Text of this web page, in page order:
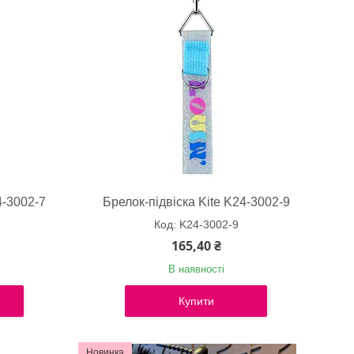
3002-7 Брелок-підвіска Kite K24-3002-9
K24-3002-9
165,40 ₴
В наявності
Купити